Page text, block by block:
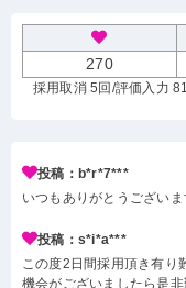
270
採用取消 5回 /評価入力
投稿：b*r*7***
いつもありがとうございま
投稿：s*i*a***
この度2日間採用頂き有り
機会がございましたら是非